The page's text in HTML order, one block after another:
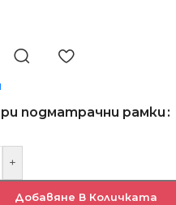
подматрачни рамки
+
Добавяне В Количката